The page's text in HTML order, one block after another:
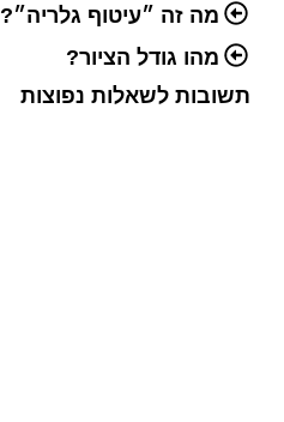
מה זה ״עיטוף גלריה״?
מהו גודל הציור?
תשובות לשאלות נפוצות